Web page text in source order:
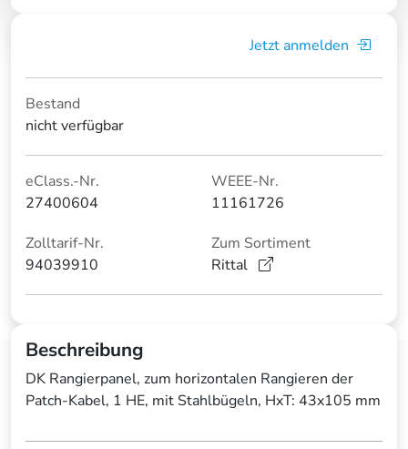
Jetzt anmelden
Bestand
nicht verfügbar
eClass.-Nr.
27400604
WEEE-Nr.
11161726
Zolltarif-Nr.
94039910
Zum Sortiment
Rittal
Beschreibung
DK Rangierpanel, zum horizontalen Rangieren der
Patch-Kabel, 1 HE, mit Stahlbügeln, HxT: 43x105 mm